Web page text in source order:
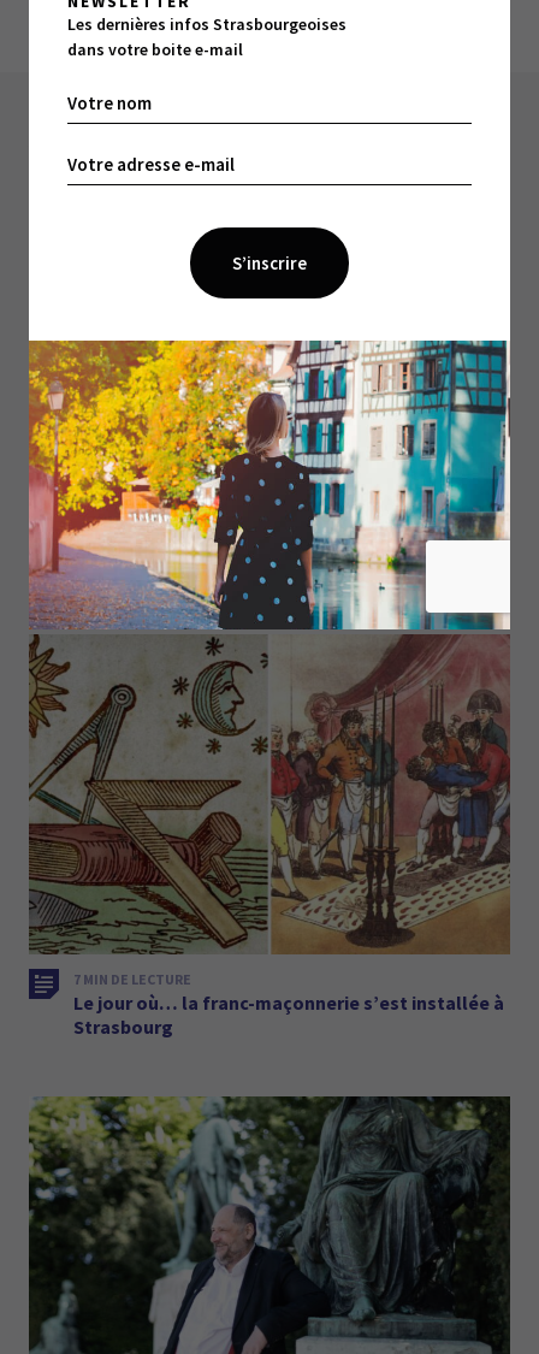
Les dernières infos Strasbourgeoises
dans votre boite e-mail
3 MIN DE LECTURE
Le Grand Orient de France : la liberté de
conscience comme horizon
7 MIN DE LECTURE
Le jour où… la franc-maçonnerie s’est installée à
Strasbourg